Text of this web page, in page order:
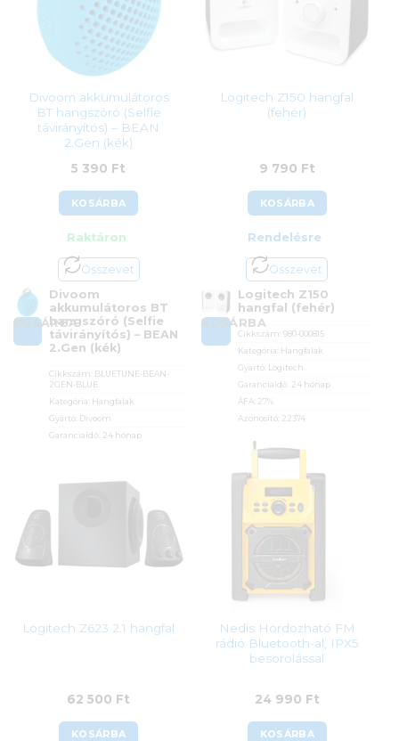
Divoom akkumulátoros
BT hangszóró (Selfie
távirányítós) – BEAN
2.Gen (kék)
5 390 Ft
KOSÁRBA
Raktáron
Összevet
KOSÁRBA
Divoom
akkumulátoros BT
hangszóró (Selfie
távirányítós) – BEAN
2.Gen (kék)
Cikkszám:
BLUETUNE-BEAN-
2GEN-BLUE
Kategória:
Hangfalak
Gyártó: Divoom
Garanciaidő: 24 hónap
Logitech Z150 hangfal
(fehér)
9 790 Ft
KOSÁRBA
Rendelésre
Összevet
KOSÁRBA
Logitech Z150
hangfal (fehér)
Cikkszám: 980-000815
Kategória:
Hangfalak
Gyártó: Logitech
Garanciaidő: 24 hónap
ÁFA: 27%
Azonosító: 22374
9 790
Logitech Z623 2.1 hangfal
62 500 Ft
KOSÁRBA
Nedis Hordozható FM
rádió Bluetooth-al, IPX5
besorolással
24 990 Ft
KOSÁRBA